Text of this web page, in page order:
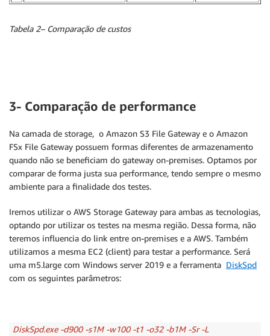
Tabela 2– Comparação de custos
3- Comparação de performance
Na camada de storage, o Amazon S3 File Gateway e o Amazon
FSx File Gateway possuem formas diferentes de armazenamento
quando não se beneficiam do gateway on-premises. Optamos por
comparar de forma justa sua performance, tendo sempre o mesmo
ambiente para a finalidade dos testes.
Iremos utilizar o AWS Storage Gateway para ambas as tecnologias,
optando por utilizar os testes na mesma região. Dessa forma, não
teremos influencia do link entre on-premises e a AWS. Também
utilizamos a mesma EC2 (client) para testar a performance. Será
uma m5.large com Windows server 2019 e a ferramenta DiskSpd
com os seguintes parâmetros:
DiskSpd.exe -d900 -s1M -w100 -t1 -o32 -b1M -Sr -L